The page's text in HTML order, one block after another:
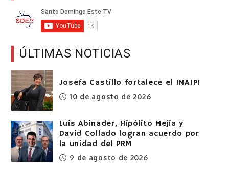
ÚLTIMAS NOTICIAS
Josefa Castillo fortalece el INAIPI
10 de agosto de 2026
Luis Abinader, Hipólito Mejía y
David Collado logran acuerdo por
la unidad del PRM
9 de agosto de 2026